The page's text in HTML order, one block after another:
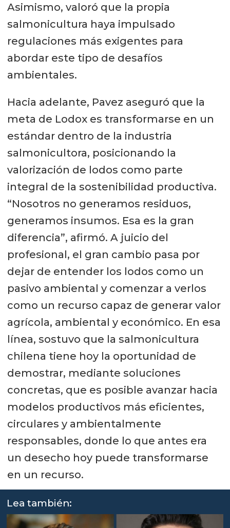
Asimismo, valoró que la propia
salmonicultura haya impulsado
regulaciones más exigentes para
abordar este tipo de desafíos
ambientales.
Hacia adelante, Pavez aseguró que la
meta de Lodox es transformarse en un
estándar dentro de la industria
salmonicultora, posicionando la
valorización de lodos como parte
integral de la sostenibilidad productiva.
“Nosotros no generamos residuos,
generamos insumos. Esa es la gran
diferencia”, afirmó. A juicio del
profesional, el gran cambio pasa por
dejar de entender los lodos como un
pasivo ambiental y comenzar a verlos
como un recurso capaz de generar valor
agrícola, ambiental y económico. En esa
línea, sostuvo que la salmonicultura
chilena tiene hoy la oportunidad de
demostrar, mediante soluciones
concretas, que es posible avanzar hacia
modelos productivos más eficientes,
circulares y ambientalmente
responsables, donde lo que antes era
un desecho hoy puede transformarse
en un recurso.
Lea también: